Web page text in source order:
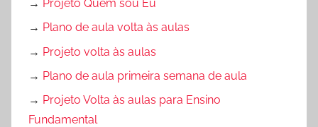
→ Projeto Quem sou Eu
→ Plano de aula volta às aulas
→ Projeto volta às aulas
→ Plano de aula primeira semana de aula
→ Projeto Volta às aulas para Ensino
Fundamental